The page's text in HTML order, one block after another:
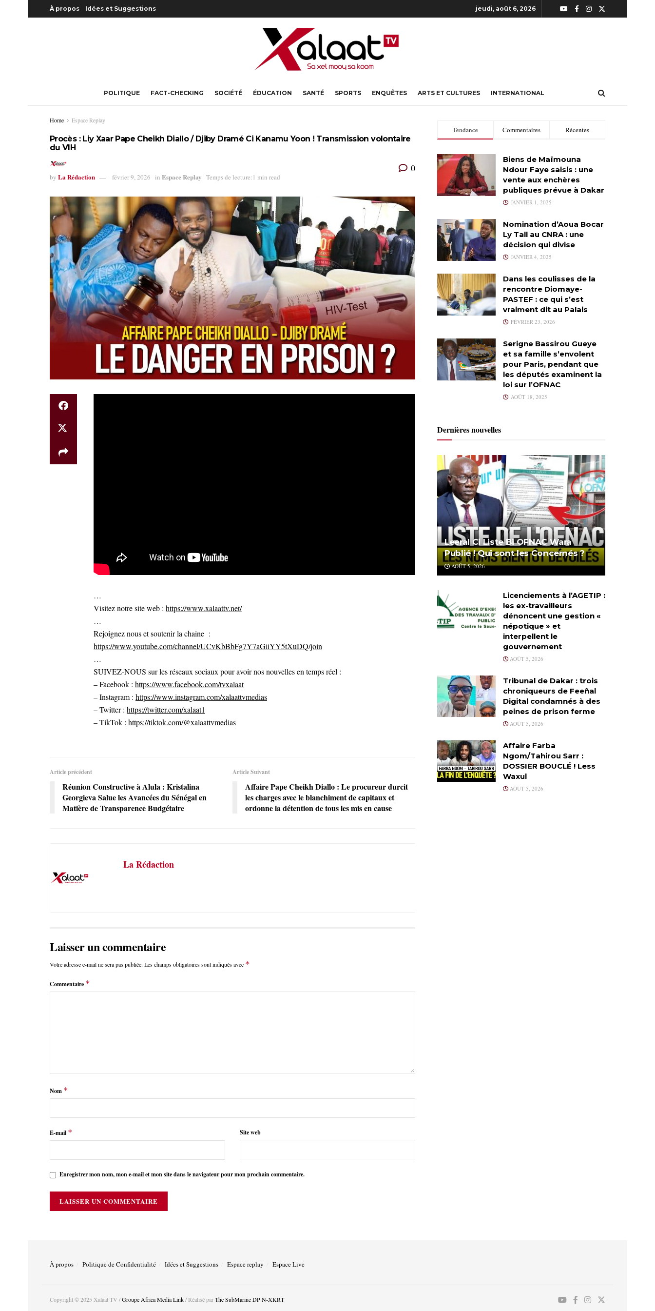
À propos Idées et Suggestions jeudi, août 6, 2026
POLITIQUE FACT-CHECKING SOCIÉTÉ ÉDUCATION SANTÉ SPORTS ENQUÊTES ARTS ET CULTURES INTERNATIONAL
Home Espace Replay
Procès : Liy Xaar Pape Cheikh Diallo / Djiby Dramé Ci Kanamu Yoon ! Transmission volontaire
du VIH
by La Rédaction février 9, 2026 in Espace Replay Temps de lecture:1 min read
0
…
Visitez notre site web : https://www.xalaattv.net/
…
Rejoignez nous et soutenir la chaine :
https://www.youtube.com/channel/UCvKbBbFg7Y7aGiiYY5tXuDQ/join
…
SUIVEZ-NOUS sur les réseaux sociaux pour avoir nos nouvelles en temps réel :
– Facebook : https://www.facebook.com/tvxalaat
– Instagram : https://www.instagram.com/xalaattvmedias
– Twitter : https://twitter.com/xalaat1
– TikTok : https://tiktok.com/@xalaattvmedias
Article précédent
Réunion Constructive à Alula : Kristalina
Georgieva Salue les Avancées du Sénégal en
Matière de Transparence Budgétaire
Article Suivant
Affaire Pape Cheikh Diallo : Le procureur durcit
les charges avec le blanchiment de capitaux et
ordonne la détention de tous les mis en cause
La Rédaction
Laisser un commentaire
Votre adresse e-mail ne sera pas publiée. Les champs obligatoires sont indiqués avec *
Commentaire *
Nom *
E-mail * Site web
Enregistrer mon nom, mon e-mail et mon site dans le navigateur pour mon prochain commentaire.
Tendance Commentaires Récentes
Biens de Maïmouna
Ndour Faye saisis : une
vente aux enchères
publiques prévue à Dakar
JANVIER 1, 2025
Nomination d’Aoua Bocar
Ly Tall au CNRA : une
décision qui divise
JANVIER 4, 2025
Dans les coulisses de la
rencontre Diomaye-
PASTEF : ce qui s’est
vraiment dit au Palais
FÉVRIER 23, 2026
Serigne Bassirou Gueye
et sa famille s’envolent
pour Paris, pendant que
les députés examinent la
loi sur l’OFNAC
AOÛT 18, 2025
Dernières nouvelles
Leeral Ci Liste Bi OFNAC Wara
Publié ! Qui sont les Concernés ?
AOÛT 5, 2026
Licenciements à l’AGETIP :
les ex-travailleurs
dénoncent une gestion «
népotique » et
interpellent le
gouvernement
AOÛT 5, 2026
Tribunal de Dakar : trois
chroniqueurs de Feeñal
Digital condamnés à des
peines de prison ferme
AOÛT 5, 2026
Affaire Farba
Ngom/Tahirou Sarr :
DOSSIER BOUCLÉ ! Less
Waxul
AOÛT 5, 2026
À propos Politique de Confidentialité Idées et Suggestions Espace replay Espace Live
Copyright © 2025 Xalaat TV /Groupe Africa Media Link/ Réalisé parThe SubMarine DP N-XKRT